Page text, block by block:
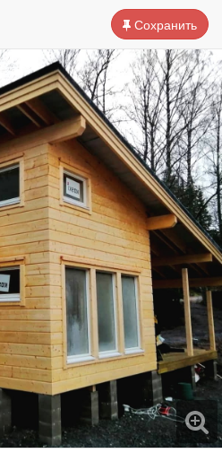
Сохранить